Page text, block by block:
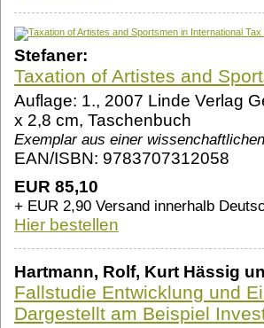
Stefaner:
Taxation of Artistes and
Auflage: 1., 2007 Linde Verlag
x 2,8 cm, Taschenbuch
Exemplar aus einer
EAN/ISBN: 9783707312058
EUR 85,10
+ EUR 2,90 Versand innerhalb
Hier bestellen
Hartmann, Rolf, Kurt Hässig
Fallstudie Entwicklung und
Dargestellt am Beispiel